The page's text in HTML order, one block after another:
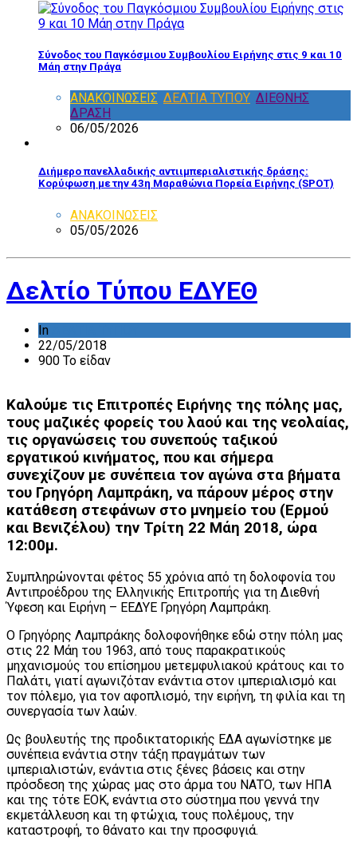
Σύνοδος του Παγκόσμιου Συμβουλίου Ειρήνης στις 9 και 10
Μάη στην Πράγα
ΑΝΑΚΟΙΝΩΣΕΙΣ ΔΕΛΤΙΑ ΤΥΠΟΥ ΔΙΕΘΝΗΣ
ΔΡΑΣΗ
06/05/2026
Διήμερο πανελλαδικής αντιιμπεριαλιστικής δράσης:
Κορύφωση με την 43η Μαραθώνια Πορεία Ειρήνης (SPOT)
ΑΝΑΚΟΙΝΩΣΕΙΣ
05/05/2026
Δελτίο Τύπου ΕΔΥΕΘ
In
22/05/2018
900 Το είδαν
Καλούμε τις Επιτροπές Ειρήνης της πόλης μας,
τους μαζικές φορείς του λαού και της νεολαίας,
τις οργανώσεις του συνεπούς ταξικού
εργατικού κινήματος, που και σήμερα
συνεχίζουν με συνέπεια τον αγώνα στα βήματα
του Γρηγόρη Λαμπράκη, να πάρουν μέρος στην
κατάθεση στεφάνων στο μνημείο του (Ερμού
και Βενιζέλου) την Τρίτη 22 Μάη 2018, ώρα
12:00μ.
Συμπληρώνονται φέτος 55 χρόνια από τη δολοφονία του
Αντιπροέδρου της Ελληνικής Επιτροπής για τη Διεθνή
Ύφεση και Ειρήνη – ΕΕΔΥΕ Γρηγόρη Λαμπράκη.
Ο Γρηγόρης Λαμπράκης δολοφονήθηκε εδώ στην πόλη μας
στις 22 Μάη του 1963, από τους παρακρατικούς
μηχανισμούς του επίσημου μετεμφυλιακού κράτους και το
Παλάτι, γιατί αγωνιζόταν ενάντια στον ιμπεριαλισμό και
τον πόλεμο, για τον αφοπλισμό, την ειρήνη, τη φιλία και τη
συνεργασία των λαών.
Ως βουλευτής της προδικτατορικής ΕΔΑ αγωνίστηκε με
συνέπεια ενάντια στην τάξη πραγμάτων των
ιμπεριαλιστών, ενάντια στις ξένες βάσεις και στην
πρόσδεση της χώρας μας στο άρμα του ΝΑΤΟ, των ΗΠΑ
και της τότε ΕΟΚ, ενάντια στο σύστημα που γεννά την
εκμετάλλευση και τη φτώχια, τους πολέμους, την
καταστροφή, το θάνατο και την προσφυγιά.